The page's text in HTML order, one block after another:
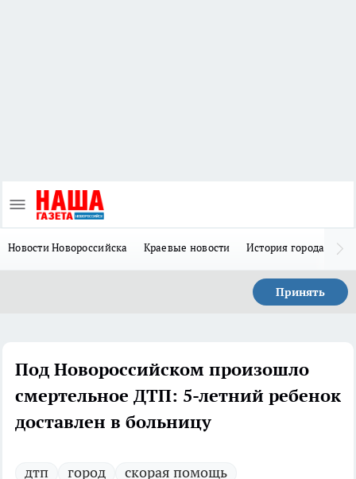
Новости Новороссийска Краевые новости История города Н
Принять
Под Новороссийском произошло
смертельное ДТП: 5-летний ребенок
доставлен в больницу
дтп город скорая помощь